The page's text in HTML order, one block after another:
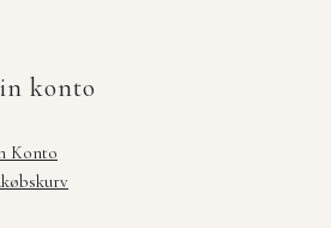
konto
Konto